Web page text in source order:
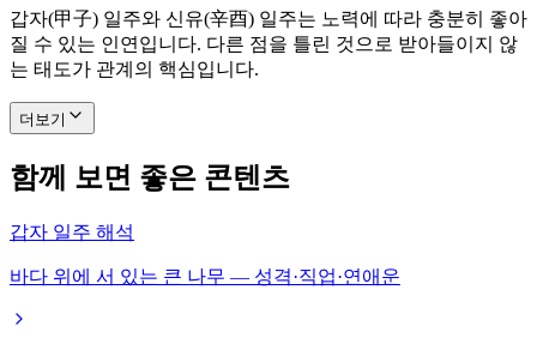
갑자(甲子) 일주와 신유(辛酉) 일주는 노력에 따라 충분히 좋아
질 수 있는 인연입니다. 다른 점을 틀린 것으로 받아들이지 않
는 태도가 관계의 핵심입니다.
더보기
함께 보면 좋은 콘텐츠
갑자 일주 해석
바다 위에 서 있는 큰 나무 — 성격·직업·연애운